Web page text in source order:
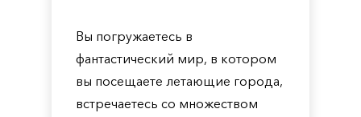
Вы погружаетесь в
фантастический мир, в котором
вы посещаете летающие города,
встречаетесь со множеством